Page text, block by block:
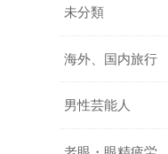
未分類
海外、国内旅行
男性芸能人